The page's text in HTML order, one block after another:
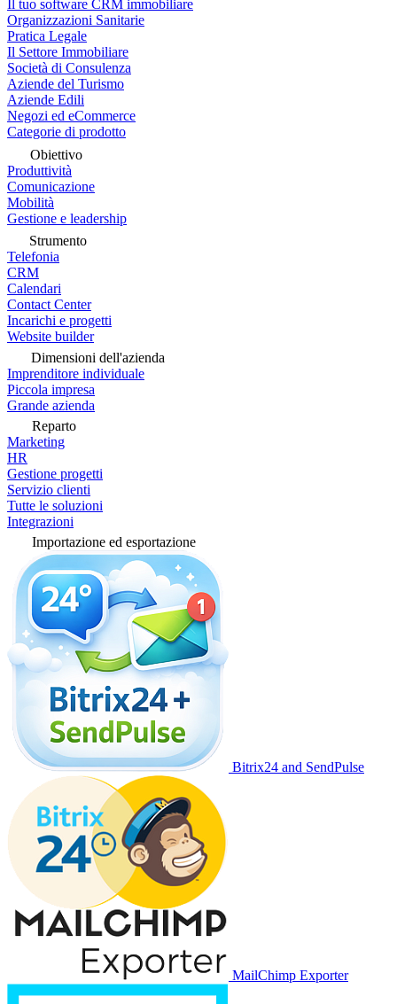
Il tuo software CRM immobiliare
Organizzazioni Sanitarie
Pratica Legale
Il Settore Immobiliare
Società di Consulenza
Aziende del Turismo
Aziende Edili
Negozi ed eCommerce
Categorie di prodotto
Obiettivo
Produttività
Comunicazione
Mobilità
Gestione e leadership
Strumento
Telefonia
CRM
Calendari
Contact Center
Incarichi e progetti
Website builder
Dimensioni dell'azienda
Imprenditore individuale
Piccola impresa
Grande azienda
Reparto
Marketing
HR
Gestione progetti
Servizio clienti
Tutte le soluzioni
Integrazioni
Importazione ed esportazione
Bitrix24 and SendPulse
MailChimp Exporter